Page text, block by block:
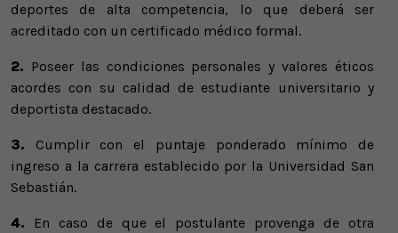
deportes de alta competencia, lo que deberá ser
acreditado con un certificado médico formal.
2. Poseer las condiciones personales y valores éticos
acordes con su calidad de estudiante universitario y
deportista destacado.
3. Cumplir con el puntaje ponderado mínimo de
ingreso a la carrera establecido por la Universidad San
Sebastián.
4.
En caso de que el postulante provenga de otra